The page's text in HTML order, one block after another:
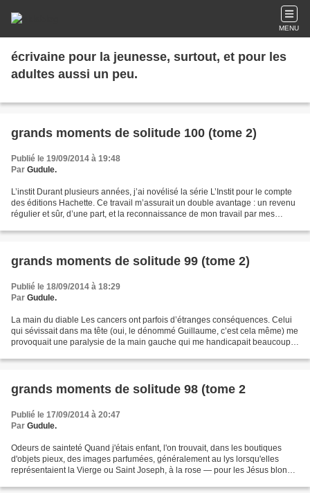
MENU
écrivaine pour la jeunesse, surtout, et pour les
adultes aussi un peu.
grands moments de solitude 100 (tome 2)
Publié le 19/09/2014 à 19:48
Par Gudule.
L’instit Durant plusieurs années, j’ai novélisé la série L’Instit pour le compte
des éditions Hachette. Ce travail m’assurait un double avantage : un revenu
régulier et sûr, d’une part, et la reconnaissance de mon travail par mes
grands moments de solitude 99 (tome 2)
Publié le 18/09/2014 à 18:29
Par Gudule.
La main du diable Les cancers ont parfois d’étranges conséquences. Celui
qui sévissait dans ma tête (oui, le dénommé Guillaume, c’est cela même) me
provoquait une paralysie de la main gauche qui me handicapait beaucoup
grands moments de solitude 98 (tome 2
Publié le 17/09/2014 à 20:47
Par Gudule.
Odeurs de sainteté Quand j'étais enfant, l'on trouvait, dans les boutiques
d'objets pieux, des images parfumées, généralement au lys lorsqu'elles
représentaient la Vierge ou Saint Joseph, à la rose — pour les Jésus blonds